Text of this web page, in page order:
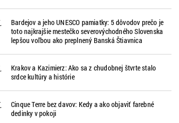
Bardejov a jeho UNESCO pamiatky: 5 dôvodov prečo je
toto najkrajšie mestečko severovýchodného Slovenska
lepšou voľbou ako preplnený Banská Štiavnica
Krakov a Kazimierz: Ako sa z chudobnej štvrte stalo
srdce kultúry a histórie
Cinque Terre bez davov: Kedy a ako objaviť farebné
dedinky v pokoji